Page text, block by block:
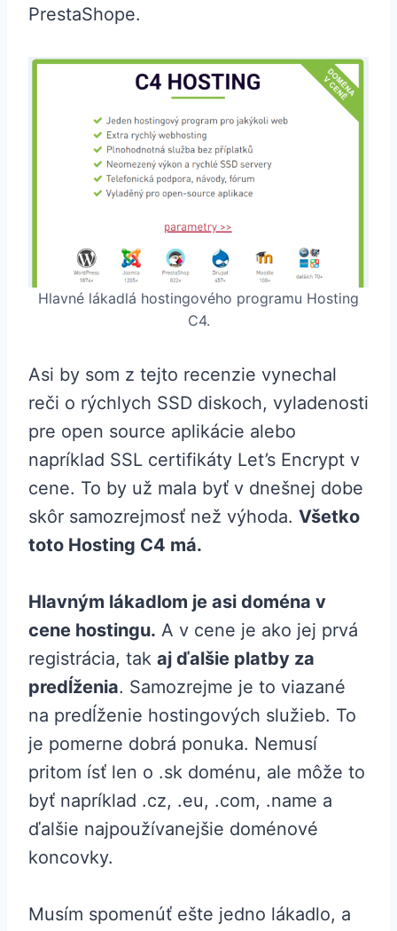
PrestaShope.
Hlavné lákadlá hostingového programu Hosting
C4.
Asi by som z tejto recenzie vynechal
reči o rýchlych SSD diskoch, vyladenosti
pre open source aplikácie alebo
napríklad SSL certifikáty Let’s Encrypt v
cene. To by už mala byť v dnešnej dobe
skôr samozrejmosť než výhoda. Všetko
toto Hosting C4 má.
Hlavným lákadlom je asi doména v
cene hostingu. A v cene je ako jej prvá
registrácia, tak aj ďalšie platby za
predĺženia. Samozrejme je to viazané
na predĺženie hostingových služieb. To
je pomerne dobrá ponuka. Nemusí
pritom ísť len o .sk doménu, ale môže to
byť napríklad .cz, .eu, .com, .name a
ďalšie najpoužívanejšie doménové
koncovky.
Musím spomenúť ešte jedno lákadlo, a